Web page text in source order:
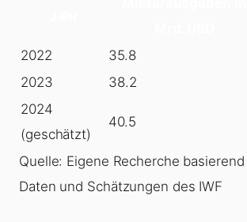
2022
35.8
2023
38.2
2024
(geschätzt)
40.5
Quelle: Eigene Recherche basierend
Daten und Schätzungen des IWF